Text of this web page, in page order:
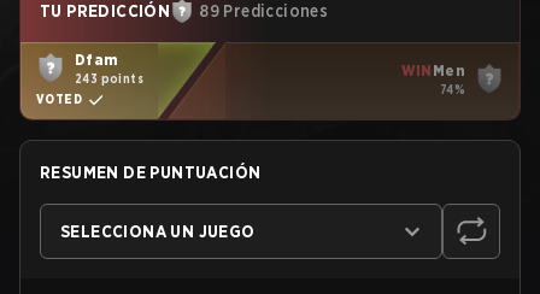
TU PREDICCIÓN 89 Predicciones
Dfam
243 points
VOTED
WIN Men
74%
RESUMEN DE PUNTUACIÓN
SELECCIONA UN JUEGO